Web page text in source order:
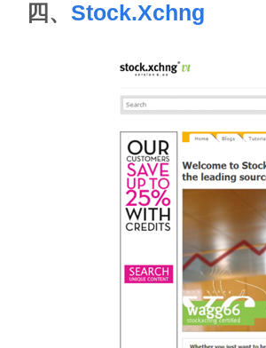
四、 Stock.Xchng